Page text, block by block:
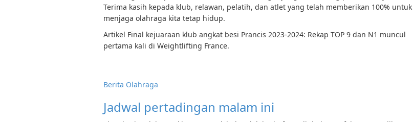
Terima kasih kepada klub, relawan, pelatih, dan atlet yang telah memberikan 100% untuk
menjaga olahraga kita tetap hidup.
Artikel Final kejuaraan klub angkat besi Prancis 2023-2024: Rekap TOP 9 dan N1 muncul
pertama kali di Weightlifting France.
Berita Olahraga
Jadwal pertadingan malam ini